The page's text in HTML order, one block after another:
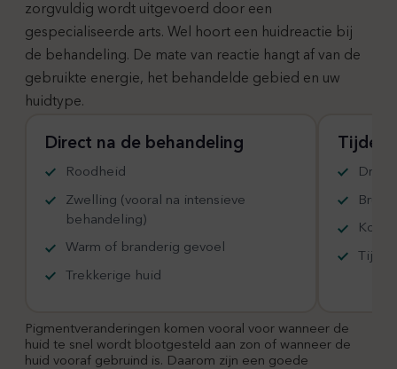
zorgvuldig wordt uitgevoerd door een
gespecialiseerde arts. Wel hoort een huidreactie bij
de behandeling. De mate van reactie hangt af van de
gebruikte energie, het behandelde gebied en uw
huidtype.
Direct na de behandeling
Roodheid
Zwelling (vooral na intensieve
behandeling)
Warm of branderig gevoel
Trekkerige huid
Pigmentveranderingen komen vooral voor wanneer de
huid te snel wordt blootgesteld aan zon of wanneer de
huid vooraf gebruind is. Daarom zijn een goede